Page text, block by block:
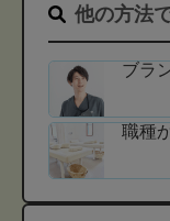
他の方法
ブラ
職種